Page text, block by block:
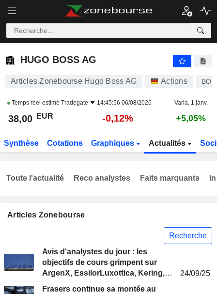
HUGO BOSS AG
HUGO BOSS AG
Articles Zonebourse Hugo Boss AG Actions
Temps réel estimé Tradegate 14:45:56 06/08/2026 Varia. 1 janv.
38,00 EUR -0,12% +5,05%
Synthèse Cotations Graphiques Actualités
Articles Zonebourse
Recherche
Avis d'analystes du jour : les
objectifs de cours grimpent sur
ArgenX, EssilorLuxottica, Kering,
24/09/25
Frasers continue sa montée au
Toute l'actualité Reco analystes Faits marquants